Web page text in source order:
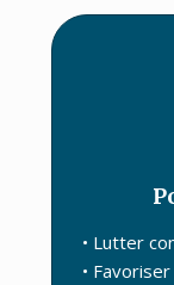
• Lutter
•